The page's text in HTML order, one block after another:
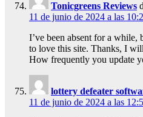
Tonicgreens Reviews
11 de junio de 2024 a las
I’ve been absent for a
to love this site. Thanks, I
How frequently you update
lottery defeater
11 de junio de 2024 a las